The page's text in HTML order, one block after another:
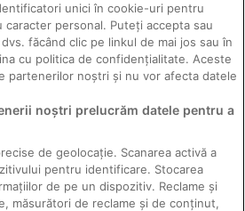
comun
unici în cookie-uri pentru
caracter personal. Puteți accepta sau
făcând clic pe linkul de mai jos sau în
cu politica de confidențialitate. Aceste
partenerilor noștri și nu vor afecta datele
noștri prelucrăm datele pentru a
de geolocație. Scanarea activă a
pentru identificare. Stocarea
de pe un dispozitiv. Reclame și
măsurători de reclame și de conținut,